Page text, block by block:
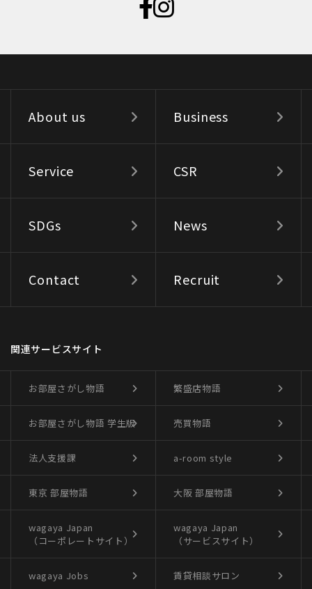
About us Business
Service CSR
SDGs News
Contact Recruit
関連サービスサイト
お部屋さがし物語 繁盛店物語
お部屋さがし物語 学生版 売買物語
法人支援課 a-room style
東京 部屋物語 大阪 部屋物語
wagaya Japan
（コーポレートサイト）
wagaya Japan
（サービスサイト）
wagaya Jobs 賃貸相談サロン